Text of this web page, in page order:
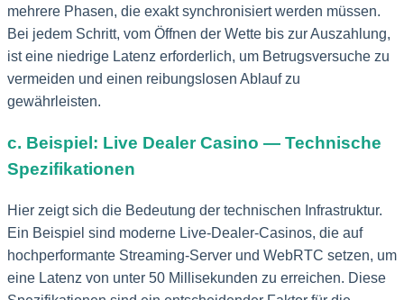
mehrere Phasen, die exakt synchronisiert werden müssen.
Bei jedem Schritt, vom Öffnen der Wette bis zur Auszahlung,
ist eine niedrige Latenz erforderlich, um Betrugsversuche zu
vermeiden und einen reibungslosen Ablauf zu
gewährleisten.
c. Beispiel: Live Dealer Casino — Technische
Spezifikationen
Hier zeigt sich die Bedeutung der technischen Infrastruktur.
Ein Beispiel sind moderne Live-Dealer-Casinos, die auf
hochperformante Streaming-Server und WebRTC setzen, um
eine Latenz von unter 50 Millisekunden zu erreichen. Diese